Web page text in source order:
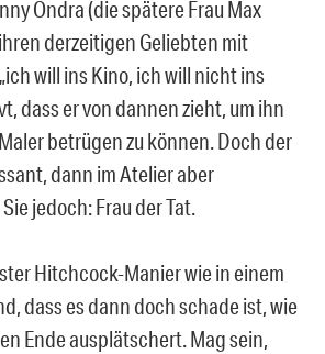
Ondra (die spätere Frau Max
derzeitigen Geliebten mit
will ins Kino, ich will nicht ins
dass er von dannen zieht, um ihn
betrügen zu können. Doch der
dann im Atelier aber
Sie jedoch: Frau der Tat.
Hitchcock-Manier wie in einem
dass es dann doch schade ist, wie
Ende ausplätschert. Mag sein,